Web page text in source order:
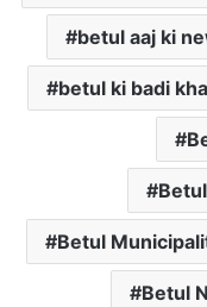
betul aaj ki
betul ki badi
Betul
Betul